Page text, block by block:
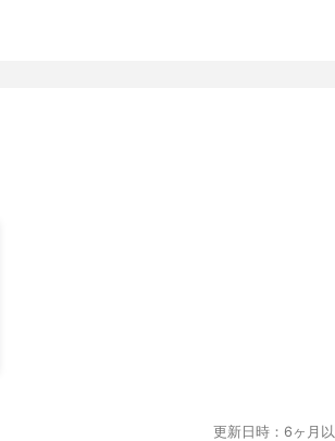
更新日時：6ヶ月